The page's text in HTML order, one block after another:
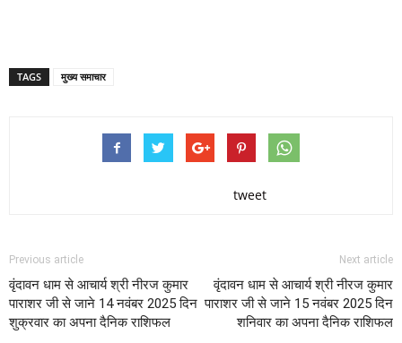
TAGS मुख्य समाचार
tweet
Previous article
वृंदावन धाम से आचार्य श्री नीरज कुमार
पाराशर जी से जाने 14 नवंबर 2025 दिन
शुक्रवार का अपना दैनिक राशिफल
Next article
वृंदावन धाम से आचार्य श्री नीरज कुमार
पाराशर जी से जाने 15 नवंबर 2025 दिन
शनिवार का अपना दैनिक राशिफल